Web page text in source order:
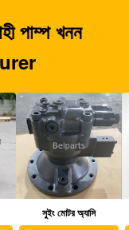
পাম্প খনন
সুইং মোটর অ্যাসি